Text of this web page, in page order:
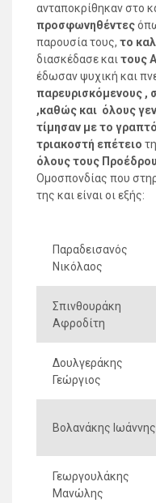
ανταποκρίθηκαν στο
προσφωνηθέντες
παρουσία τους, το
διασκέδασε και τους
έδωσαν ψυχική και
παρευρισκόμενους ,
,καθώς και όλους
τίμησαν με το
τριακοστή επέτειο
όλους τους
Ομοσπονδίας που
της και είναι οι εξής:
Παραδεισανός
Νικόλαος
Σπινθουράκη
Αφροδίτη
Δουλγεράκης
Γεώργιος
Βολανάκης Ιωάννης
Γεωργουλάκης
Μανώλης